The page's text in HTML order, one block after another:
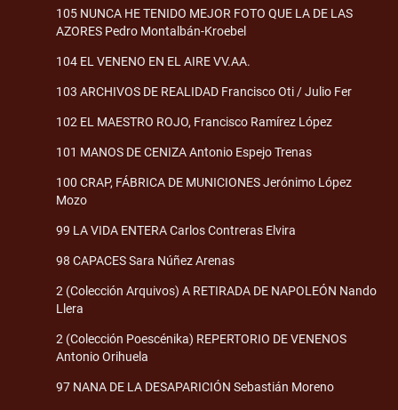
105 NUNCA HE TENIDO MEJOR FOTO QUE LA DE LAS
AZORES Pedro Montalbán-Kroebel
104 EL VENENO EN EL AIRE VV.AA.
103 ARCHIVOS DE REALIDAD Francisco Oti / Julio Fer
102 EL MAESTRO ROJO, Francisco Ramírez López
101 MANOS DE CENIZA Antonio Espejo Trenas
100 CRAP, FÁBRICA DE MUNICIONES Jerónimo López
Mozo
99 LA VIDA ENTERA Carlos Contreras Elvira
98 CAPACES Sara Núñez Arenas
2 (Colección Arquivos) A RETIRADA DE NAPOLEÓN Nando
Llera
2 (Colección Poescénika) REPERTORIO DE VENENOS
Antonio Orihuela
97 NANA DE LA DESAPARICIÓN Sebastián Moreno